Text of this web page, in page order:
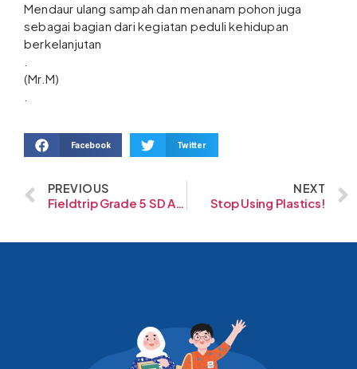
Mendaur ulang sampah dan menanam pohon juga
sebagai bagian dari kegiatan peduli kehidupan
berkelanjutan
(Mr.M)
Facebook Twitter
PREVIOUS
Fieldtrip Grade 5 SD Al-Fath
NEXT
Stop Using Plastics!